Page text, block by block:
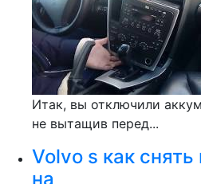
Итак, вы отключили
не вытащив перед...
Volvo s как
на